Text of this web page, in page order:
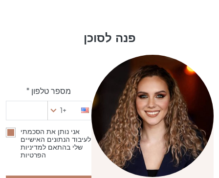
פנה לסוכן
מספר טלפון *
+1
אני נותן את הסכמתי
לעיבוד הנתונים האישיים
שלי בהתאם למדיניות
הפרטיות